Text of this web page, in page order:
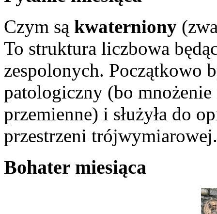
Czym są kwaterniony
To struktura liczbowa
zespolonych. Początkowo
patologiczny (bo
przemienne) i służyła do
przestrzeni trójwymiarowej.
Bohater miesiąca